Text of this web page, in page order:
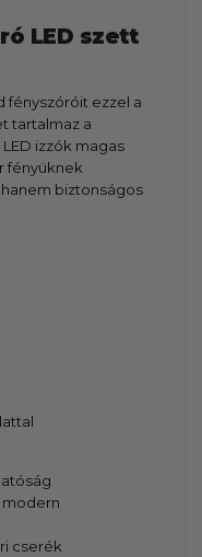
LED szett
fényszóróit ezzel a
tartalmaz a
LED izzók magas
fényüknek
biztonságos
modern
cserék